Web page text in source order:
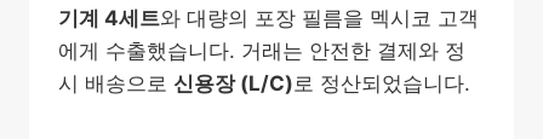
기계 4세트와 대량의 포장 필름을 멕시코 고객
에게 수출했습니다. 거래는 안전한 결제와 정
시 배송으로 신용장 (L/C)로 정산되었습니다.